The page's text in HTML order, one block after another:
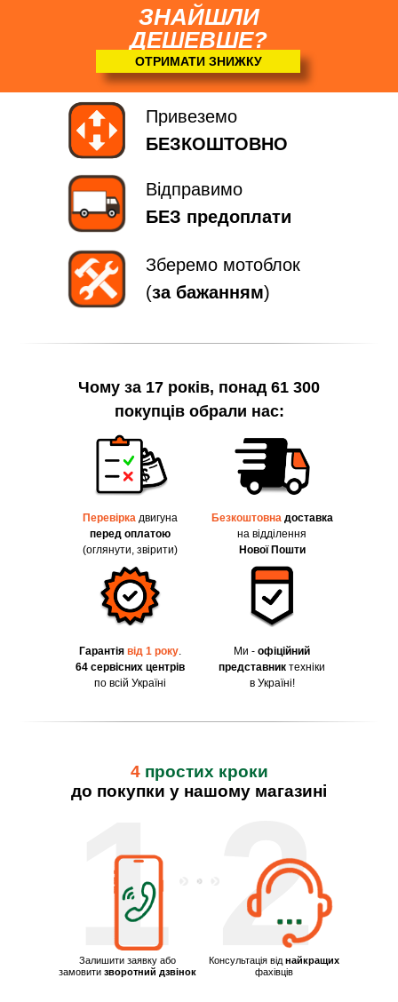
ЗНАЙШЛИ
ДЕШЕВШЕ?
ОТРИМАТИ ЗНИЖКУ
Відправимо
БЕЗ предоплати
Привеземо
БЕЗКОШТОВНО
Зберемо мотоблок
(за бажанням)
Чому за 17 років, понад 61 300
покупців обрали нас:
Перевірка двигуна
перед оплатою
(оглянути, звірити)
Гарантія від 1 року.
64 сервісних центрів
по всій Україні
Безкоштовна доставка
на відділення
Нової Пошти
Ми - офіційний
представник техніки
в Україні!
1 2
Залишити заявку або
замовити зворотний дзвінок
Консультація від найкращих
фахівців
4 простих кроки
до покупки у нашому магазині